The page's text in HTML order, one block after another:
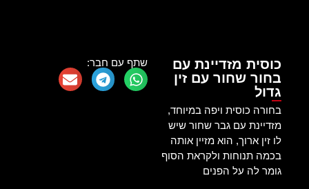
כוסית מזדיינת עם
בחור שחור עם זין
גדול
בחורה כוסית ויפה במיוחד,
מזדיינת עם גבר שחור שיש
לו זין ארוך, הוא מזיין אותה
בכמה תנוחות ולקראת הסוף
גומר לה על הפנים
שתף עם חבר: